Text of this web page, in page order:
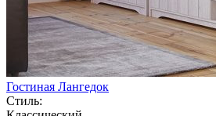
Гостиная Лангедок
Стиль: